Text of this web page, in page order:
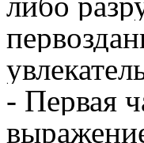
- Первая